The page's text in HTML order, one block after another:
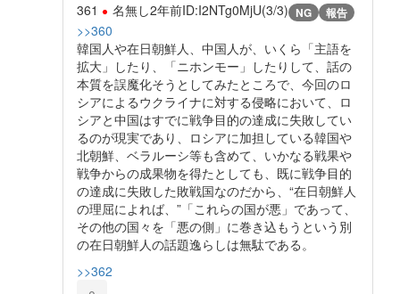
361 名無し2年前ID:I2NTg0MjU(3/3) NG 報告
>>360
韓国人や在日朝鮮人、中国人が、いくら「主語を
拡大」したり、「ニホンモー」したりして、話の
本質を誤魔化そうとしてみたところで、今回のロ
シアによるウクライナに対する侵略において、ロ
シアと中国はすでに戦争目的の達成に失敗してい
るのが現実であり、ロシアに加担している韓国や
北朝鮮、ベラルーシ等も含めて、いかなる戦果や
戦争からの成果物を得たとしても、既に戦争目的
の達成に失敗した敗戦国なのだから、“在日朝鮮人
の理屈によれば、”「これらの国が悪」であって、
その他の国々を「悪の側」に巻き込もうという別
の在日朝鮮人の話題逸らしは無駄である。
>>362